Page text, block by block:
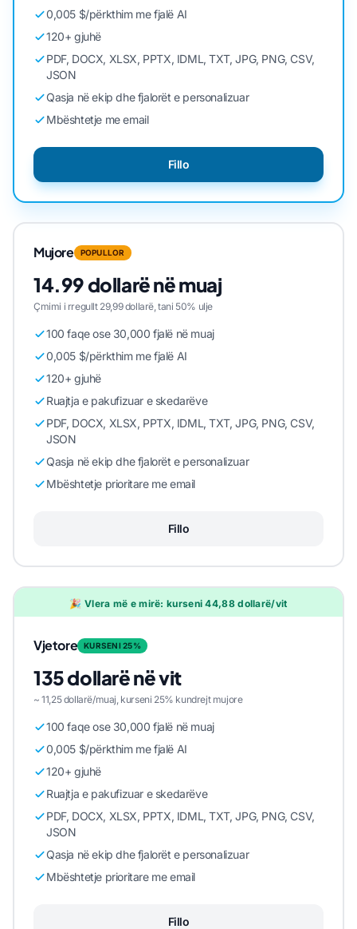
0,005 $/përkthim me fjalë AI
120+ gjuhë
PDF, DOCX, XLSX, PPTX, IDML, TXT, JPG, PNG, CSV,
JSON
Qasja në ekip dhe fjalorët e personalizuar
Mbështetje me email
Fillo
Mujore POPULLOR
14.99 dollarë në muaj
Çmimi i rregullt 29,99 dollarë, tani 50% ulje
100 faqe ose 30,000 fjalë në muaj
0,005 $/përkthim me fjalë AI
120+ gjuhë
Ruajtja e pakufizuar e skedarëve
PDF, DOCX, XLSX, PPTX, IDML, TXT, JPG, PNG, CSV,
JSON
Qasja në ekip dhe fjalorët e personalizuar
Mbështetje prioritare me email
Fillo
🎉 Vlera më e mirë: kurseni 44,88 dollarë/vit
Vjetore KURSENI 25%
135 dollarë në vit
~ 11,25 dollarë/muaj, kurseni 25% kundrejt mujore
100 faqe ose 30,000 fjalë në muaj
0,005 $/përkthim me fjalë AI
120+ gjuhë
Ruajtja e pakufizuar e skedarëve
PDF, DOCX, XLSX, PPTX, IDML, TXT, JPG, PNG, CSV,
JSON
Qasja në ekip dhe fjalorët e personalizuar
Mbështetje prioritare me email
Fillo